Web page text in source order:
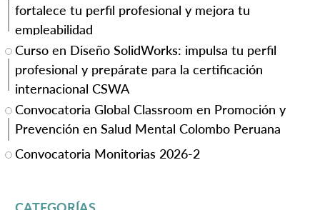
fortalece tu perfil profesional y mejora tu
empleabilidad
Curso en Diseño SolidWorks: impulsa tu perfil
profesional y prepárate para la certificación
internacional CSWA
Convocatoria Global Classroom en Promoción y
Prevención en Salud Mental Colombo Peruana
Convocatoria Monitorias 2026-2